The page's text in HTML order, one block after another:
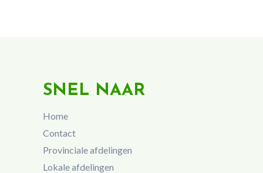
SNEL NAAR
Home
Contact
Provinciale afdelingen
Lokale afdelingen